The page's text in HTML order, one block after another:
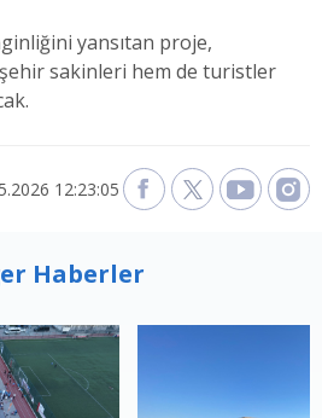
yansıtan proje,
şehir sakinleri hem de turistler
12:23:05
Haberler